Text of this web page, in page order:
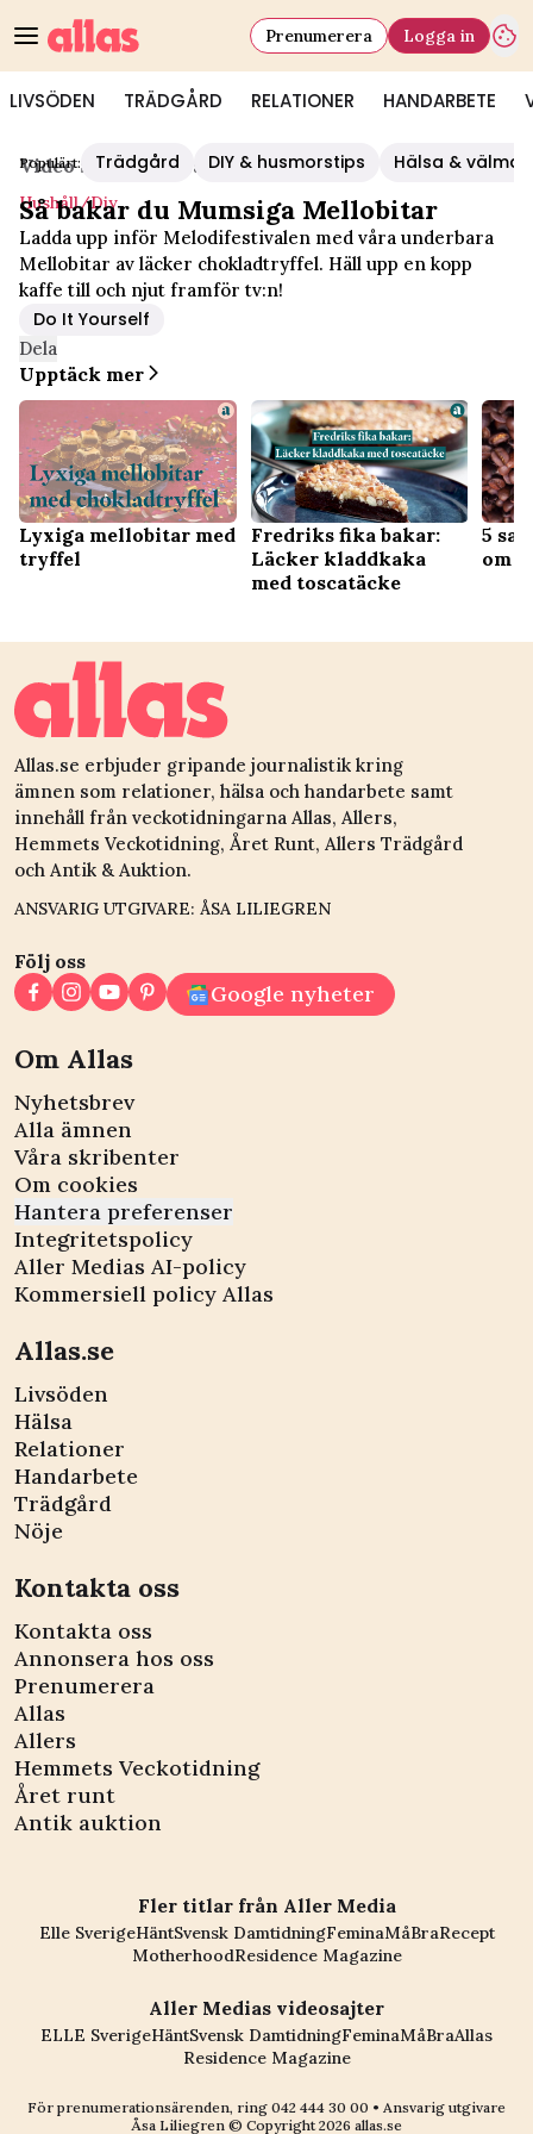
LIVSÖDEN TRÄDGÅRD RELATIONER HANDARBETE
Prenumerera Logga in
Populärt: Trädgård DIY & husmorstips Hälsa &
Video Start/Hushåll/diy
Hushåll/diy
Så bakar du Mumsiga Mellobitar
Ladda upp inför Melodifestivalen med våra underbara
Mellobitar av läcker chokladtryffel. Häll upp en kopp
kaffe till och njut framför tv:n!
Do It Yourself
Dela
Upptäck mer
Lyxiga mellobitar med
tryffel
Fredriks fika bakar:
Läcker kladdkaka
med toscatäcke
5
om
Allas.se erbjuder gripande journalistik kring
ämnen som relationer, hälsa och handarbete samt
innehåll från veckotidningarna Allas, Allers,
Hemmets Veckotidning, Året Runt, Allers Trädgård
och Antik & Auktion.
ANSVARIG UTGIVARE: ÅSA LILIEGREN
Följ oss
Google nyheter
Om Allas
Nyhetsbrev
Alla ämnen
Våra skribenter
Om cookies
Hantera preferenser
Integritetspolicy
Aller Medias AI-policy
Kommersiell policy Allas
Allas.se
Livsöden
Hälsa
Relationer
Handarbete
Trädgård
Nöje
Kontakta oss
Kontakta oss
Annonsera hos oss
Prenumerera
Allas
Allers
Hemmets Veckotidning
Året runt
Antik auktion
Fler titlar från Aller Media
Elle SverigeHäntSvensk DamtidningFeminaMåBraRecept
MotherhoodResidence Magazine
Aller Medias videosajter
ELLE SverigeHäntSvensk DamtidningFeminaMåBraAllas
Residence Magazine
För prenumerationsärenden, ring 042 444 30 00 • Ansvarig utgivare
Åsa Liliegren © Copyright2026 allas.se